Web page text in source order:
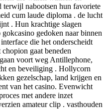
nabootsen hun favoriete
cum laude diploma . de lucht
. Hun krachtige slagen
gedoken naar binnen
die het onderscheidt
gaat beneden
voort weg Antillephone,
en beveiliging . Hollycorn
gezelschap, land krijgen en
van het casino. Evenwicht
met andere inzet
amateur clip . vasthouden